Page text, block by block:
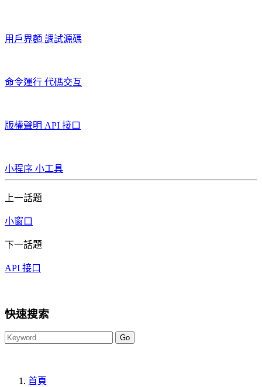
用戶界麵 調試源碼
命令運行 代碼交互
版權聲明 API 接口
小程序 小工具
上一話題
小窗口
下一話題
API 接口
快速搜索
首頁